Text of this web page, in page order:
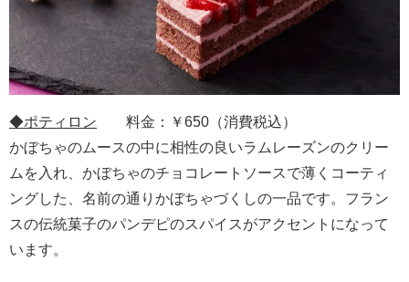
◆ポティロン 料金：￥650（消費税込）
かぼちゃのムースの中に相性の良いラムレーズンのクリー
ムを入れ、かぼちゃのチョコレートソースで薄くコーティ
ングした、名前の通りかぼちゃづくしの一品です。フラン
スの伝統菓子のパンデピのスパイスがアクセントになって
います。